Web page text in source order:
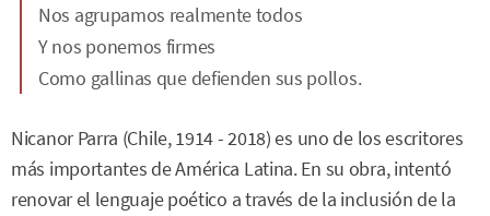
Nos agrupamos realmente todos
Y nos ponemos firmes
Como gallinas que defienden sus pollos.
Nicanor Parra (Chile, 1914 - 2018) es uno de los escritores
más importantes de América Latina. En su obra, intentó
renovar el lenguaje poético a través de la inclusión de la